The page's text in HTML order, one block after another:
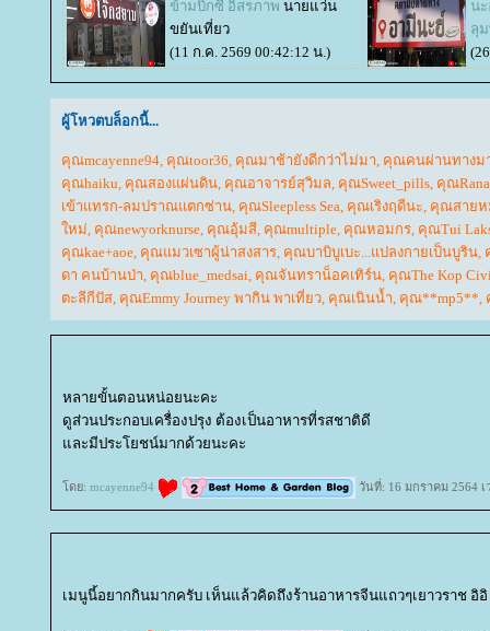
ข้ามบิ๊กซี อิสรภาพ นายแว่น
ขยันเที่ยว
(11 ก.ค. 2569 00:42:12 น.)
น
ลุ
ผู้โหวตบล็อกนี้...
คุณmcayenne94 คุณtoor36 คุณมาช้ายังดีกว่าไม่มา คุณคนผ่านทางม
คุณhaiku คุณสองแผ่นดิน คุณอาจารย์สุวิมล คุณSweet_pills คุณ
เข้าแทรก-ลมปราณแตกซ่าน คุณSleepless Sea คุณเริงฤดีนะ คุณสายห
หม่ คุณnewyorknurse คุณอุ้มสี คุณmultiple คุณหอมกร คุณTui
คุณkae+aoe คุณแมวเซาผู้น่าสงสาร คุณบาบิบูเบะ...แปลงกายเป็นบูริน
ดา คนบ้านป่า คุณblue_medsai คุณจันทราน็อคเทิร์น คุณThe Kop
ตะลีกีปัส คุณEmmy Journey พากิน พาเที่ยว คุณเนินน้ำ คุณ**mp5**
หลายขั้นตอนหน่อยนะคะ
ดูส่วนประกอบเครื่องปรุง ต้องเป็นอาหารที่รสชาติดี
ละมีประโยชน์มากด้วยนะคะ
ดย: mcayenne94 วันที่: 16 มกราคม 2564 เ
เมนูนี้อยากกินมากครับ เห็นแล้วคิดถึงร้านอาหารจีนแถวๆเยาวราช อิอิ